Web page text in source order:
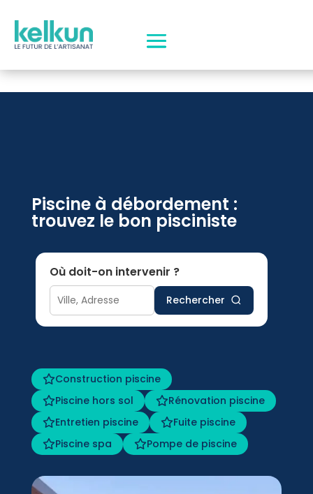
Piscine à débordement :
trouvez le bon pisciniste
Où doit-on intervenir ?
Rechercher
Construction piscine
Piscine hors sol
Rénovation piscine
Entretien piscine
Fuite piscine
Piscine spa
Pompe de piscine